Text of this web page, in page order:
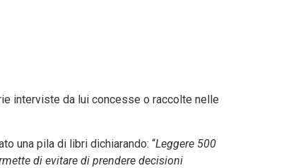
interviste da lui concesse o raccolte nelle
una pila di libri dichiarando: “Leggere 500
di evitare di prendere decisioni